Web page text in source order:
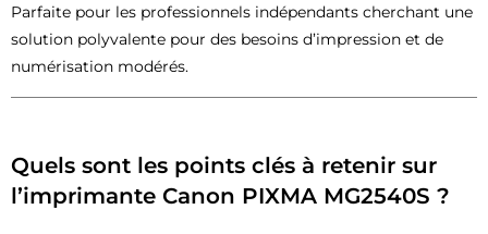
Parfaite pour les professionnels indépendants cherchant une
solution polyvalente pour des besoins d’impression et de
numérisation modérés.
Quels sont les points clés à retenir sur
l’imprimante Canon PIXMA MG2540S ?